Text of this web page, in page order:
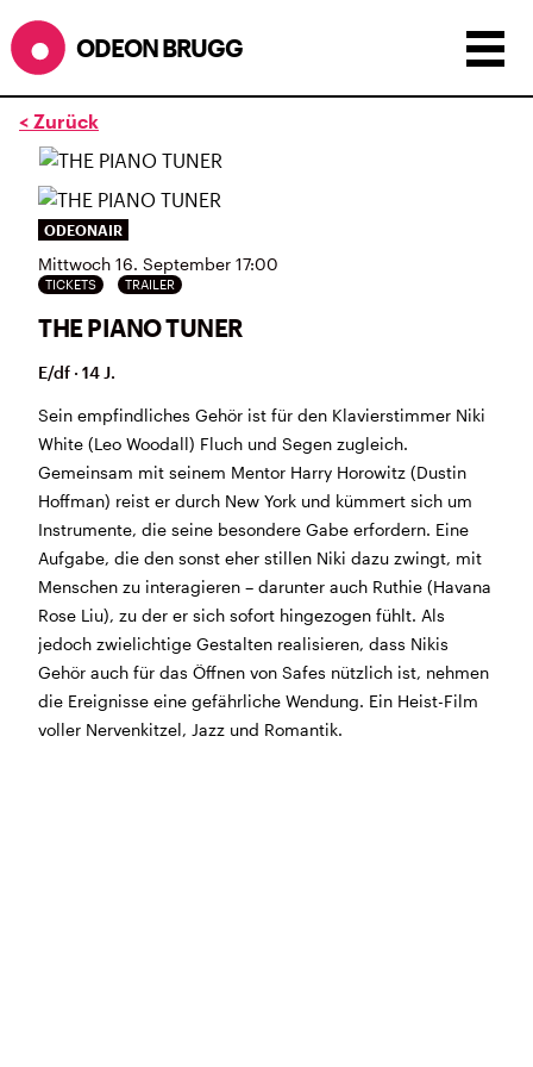
ODEON BRUGG
Anzeigen als:
ÖFFNUNGSZEITEN
während demODEONAir imGeissenschachen
1.8.)
Barbetrieb im Geissenschachen ab 18 Uhr bis
Küche ab 18 bis 20.45 Uhr
Filmstart um 21.30 Uhr
Mittwoch geschlossen
SOMMERÖFFNUNGSZEITEN
CINEMA2.7. bis 1.9. geschlossen
BÜHNE2.7. bis 3.9. geschlossen
ZMITTAG2.7. bis 9.8. geschlossen
BAR+BISTRO10.7. bis 1.8. findet ihr unsere Bar ab 18
Uhr im Geissenschachen
ab dem 10.8. sind wir wieder im Haus und freuen uns
auf euch <3
< Zurück
ODEONAIR
Mittwoch 16. September 17:00
TICKETS TRAILER
THE PIANO TUNER
E/df · 14 J.
Sein empfindliches Gehör ist für den Klavierstimmer Niki
White (Leo Woodall) Fluch und Segen zugleich.
Gemeinsam mit seinem Mentor Harry Horowitz (Dustin
Hoffman) reist er durch New York und kümmert sich um
Instrumente, die seine besondere Gabe erfordern. Eine
Aufgabe, die den sonst eher stillen Niki dazu zwingt, mit
Menschen zu interagieren – darunter auch Ruthie (Havana
Rose Liu), zu der er sich sofort hingezogen fühlt. Als
jedoch zwielichtige Gestalten realisieren, dass Nikis
Gehör auch für das Öffnen von Safes nützlich ist, nehmen
die Ereignisse eine gefährliche Wendung. Ein Heist-Film
voller Nervenkitzel, Jazz und Romantik.